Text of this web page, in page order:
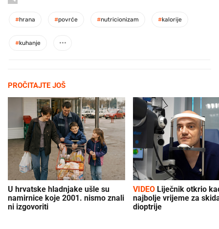
#hrana #povrće #nutricionizam #kalorije
#kuhanje
PROČITAJTE JOŠ
U hrvatske hladnjake ušle su
namirnice koje 2001. nismo znali
ni izgovoriti
VIDEO
najbolje vrijeme za
dioptrije